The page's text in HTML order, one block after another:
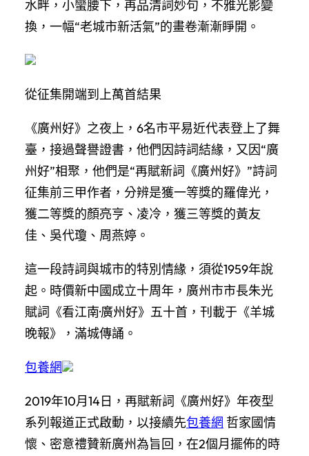
水畔，小蠻腰下，再品清詞妙句，不雅光影變
換，一幅“老城市新活氣”的畫卷漸漸睜開。
從征集開端到上萬首結果
《廣州好》之夜上，6名市平易近代表登上了舞
臺，接過聲譽證書，他們因詩詞結緣，又因“廣
州好”相聚，他們是“再賦新詞《廣州好》”詩詞
征集前三甲作者，分辨是獲一等獎的羅偉光，
獲二等獎的顏亮亨、凌冷，獲三等獎的黃友
佳、吳代瓊、周燕婷。
這一段詩詞與城市的特別情緣，須從1959年說
起。時價新中國成立十周年，廣州市市長朱光
賦詞《看江南·廣州好》五十首，刊載于《羊城
晚報》，滿城傳誦。
包養網
2019年10月14日，再賦新詞《廣州好》年夜型
系列報道正式啟動，以接續先包養網 哲家國情
懷、密意禮贊新廣州為旨回，在2個月擺佈的時